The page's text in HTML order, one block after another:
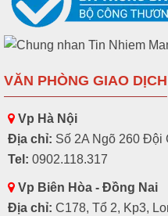
VĂN PHÒNG GIAO DỊCH
Vp Hà Nội
Địa chỉ: Số 2A Ngõ 260 Đội
Tel: 0902.118.317
Vp Biên Hòa - Đồng Nai
Địa chỉ: C178, Tổ 2, Kp3,